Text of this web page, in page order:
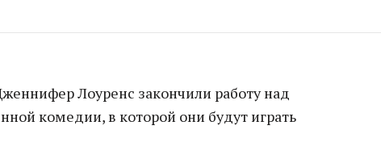
Лоуренс закончили работу над
комедии, в которой они будут играть